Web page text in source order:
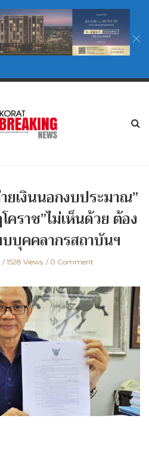
ยเงินนอกงบประมาณ”
ราช”ไม่เห็นด้วย ต้อง
บบุคคลากรสถาบันฯ
1528 Views 0 Comment